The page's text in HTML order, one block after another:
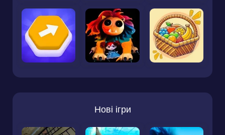
Нові ігри